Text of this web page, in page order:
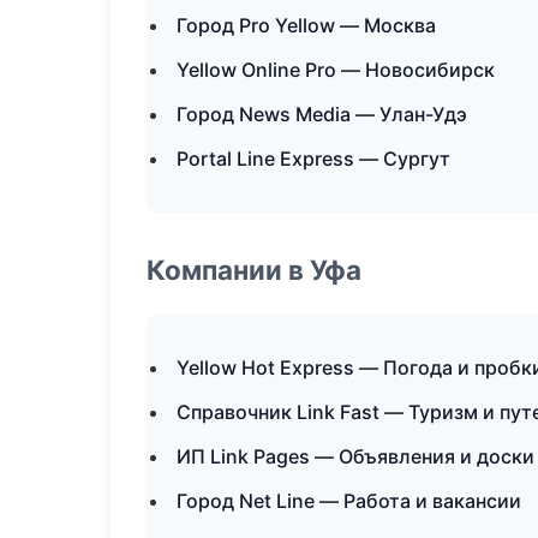
Город Pro Yellow — Москва
Yellow Online Pro — Новосибирск
Город News Media — Улан-Удэ
Portal Line Express — Сургут
Компании в Уфа
Yellow Hot Express — Погода и
Справочник Link Fast — Туризм и
ИП Link Pages — Объявления и доски
Город Net Line — Работа и вакансии